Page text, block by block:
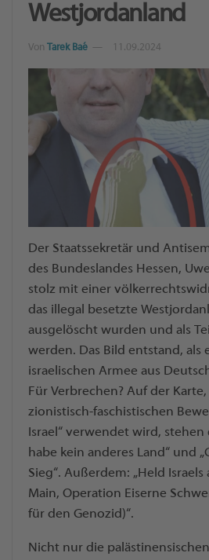
Westjordanland
Von Tarek Baé 11.09.2024
Der Staatssekretär und
des Bundeslandes Hessen,
stolz mit einer
das illegal besetzte
ausgelöscht wurden und als
werden. Das Bild entstand, als
israelischen Armee aus
Für Verbrechen? Auf der
zionistisch-faschistischen
Israel“ verwendet wird, stehen
habe kein anderes Land“ und
Sieg“. Außerdem: „Held
Main, Operation Eiserne
für den Genozid)“.
Nicht nur die